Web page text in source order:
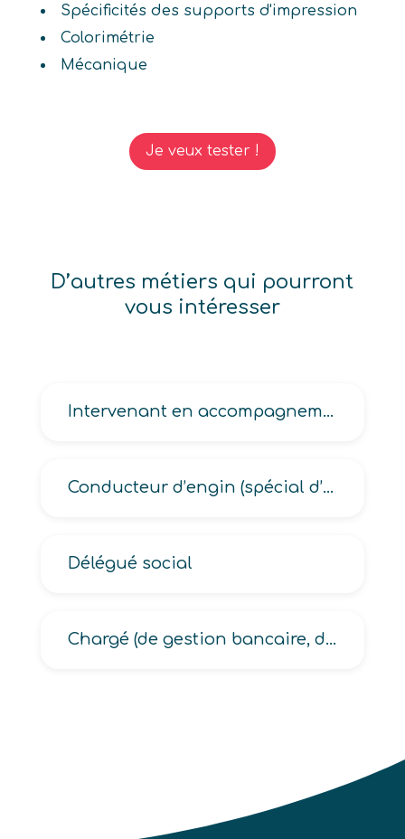
Spécificités des supports d'impression
Colorimétrie
Mécanique
Je veux tester !
D’autres métiers qui pourront
vous intéresser
Intervenant en accompagnement médicosocial
Conducteur d’engin (spécial d’incendie, d’extinction d’incendie)
Délégué social
Chargé (de gestion bancaire, de relations clientèle bancaire)